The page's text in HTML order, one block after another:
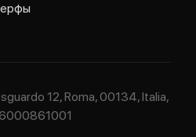
12, Roma, 00134, Italia,